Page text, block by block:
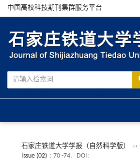
中国高校科技期刊集群服务平台
石家庄铁道大学学报（自然科学版） ››
Issue (02) : 70 -74.
DOI: